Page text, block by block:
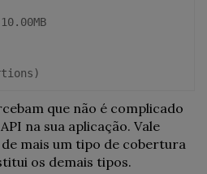
que não é complicado
na sua aplicação. Vale
mais um tipo de cobertura
os demais tipos.